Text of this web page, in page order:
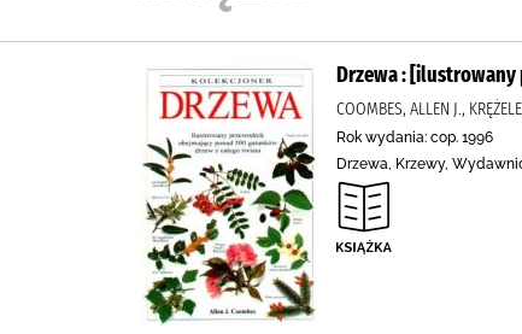
Drzewa : [ilustrowany
COOMBES, ALLEN J.,
Rok wydania: cop. 1996
Drzewa, Krzewy,